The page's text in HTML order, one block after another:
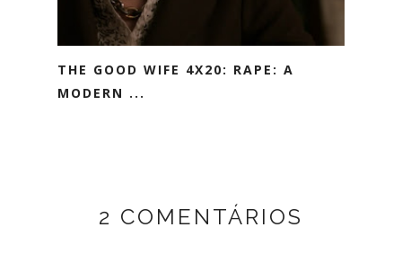
THE GOOD WIFE 4X20: RAPE: A
MODERN ...
2 COMENTÁRIOS